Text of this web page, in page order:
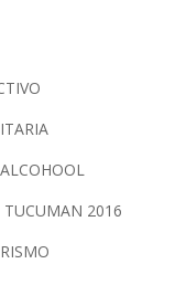
TUCUMAN 2016